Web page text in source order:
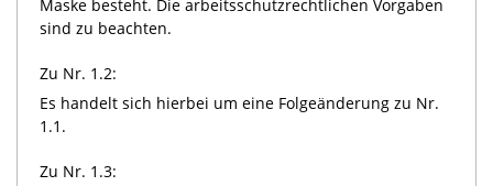
Maske besteht. Die arbeitsschutzrechtlichen Vorgaben
sind zu beachten.
Zu Nr. 1.2:
Es handelt sich hierbei um eine Folgeänderung zu Nr.
1.1.
Zu Nr. 1.3: